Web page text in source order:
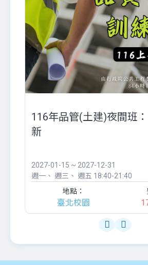
116年品管(土建)夜間班
新
2027-01-15 ~ 2027-12-31
週一
週三 週五 18:40-21:40
地點：
臺北校園